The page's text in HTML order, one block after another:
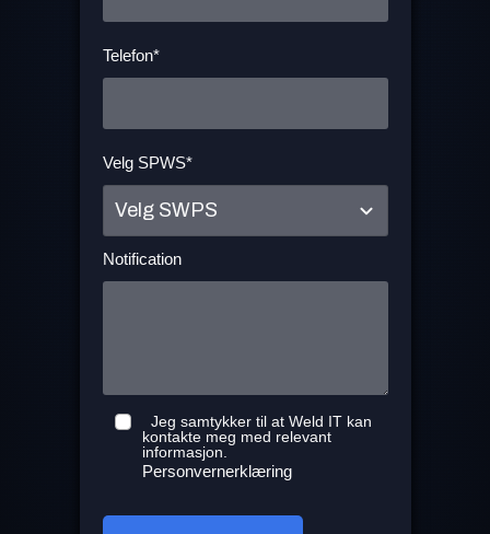
Telefon*
Velg SPWS*
Velg SWPS
Notification
Jeg samtykker til at Weld IT kan
kontakte meg med relevant
informasjon.
Personvernerklæring